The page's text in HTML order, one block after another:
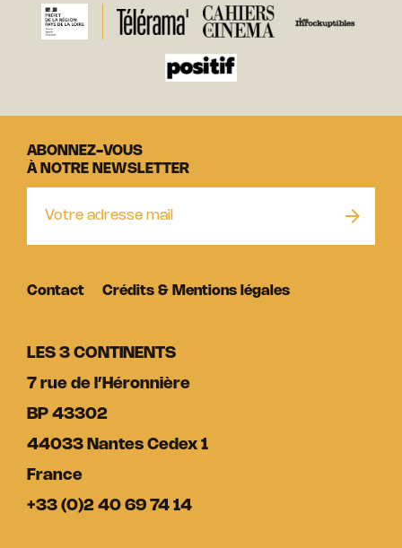
LES 3 CONTINENTS
7 rue de l’Héronnière
BP 43302
44033 Nantes Cedex 1
France
+33 (0)2 40 69 74 14
ABONNEZ-VOUS
À NOTRE NEWSLETTER
Contact Crédits & Mentions légales